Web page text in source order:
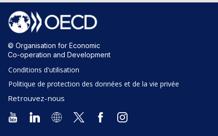
© Organisation for Economic
Co-operation and Development
Conditions d'utilisation
Politique de protection des données et de la vie privée
Retrouvez-nous